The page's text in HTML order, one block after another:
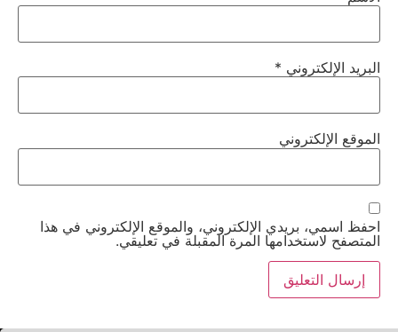
البريد الإلكتروني *
الموقع الإلكتروني
احفظ اسمي، بريدي الإلكتروني، والموقع الإلكتروني في هذا
المتصفح لاستخدامها المرة المقبلة في تعليقي.